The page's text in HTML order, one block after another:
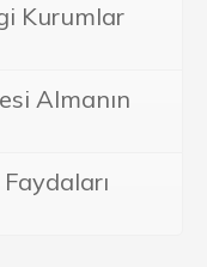
Kurumlar
Almanın